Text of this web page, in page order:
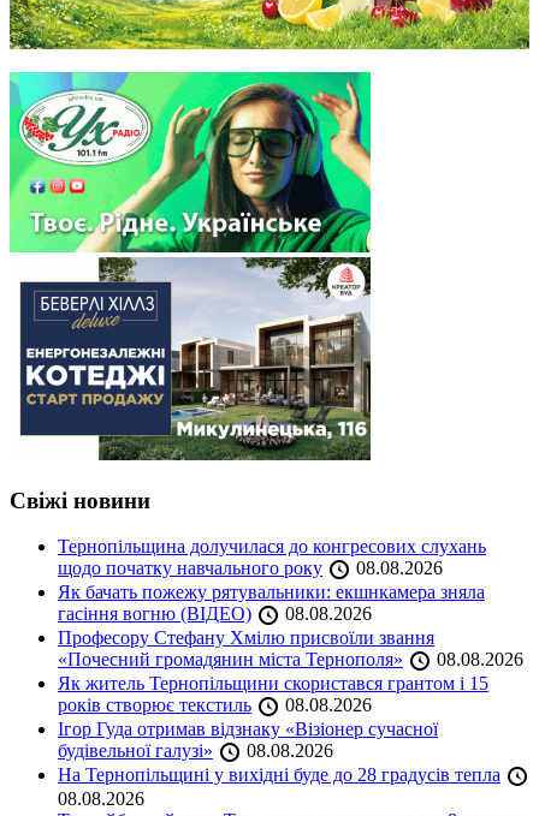
Свіжі новини
Тернопільщина долучилася до конгресових слухань
щодо початку навчального року
08.08.2026
Як бачать пожежу рятувальники: екшнкамера зняла
гасіння вогню (ВІДЕО)
08.08.2026
Професору Стефану Хмілю присвоїли звання
«Почесний громадянин міста Тернополя»
08.08.2026
Як житель Тернопільщини скористався грантом і 15
років створює текстиль
08.08.2026
Ігор Гуда отримав відзнаку «Візіонер сучасної
будівельної галузі»
08.08.2026
На Тернопільщині у вихідні буде до 28 градусів тепла
08.08.2026